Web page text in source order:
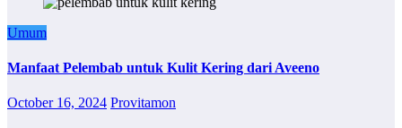
Umum
Manfaat Pelembab untuk Kulit Kering dari Aveeno
October 16, 2024 Provitamon